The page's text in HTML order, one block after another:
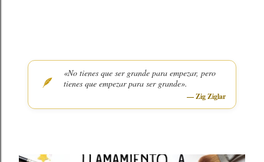
🪶
«No tienes que ser grande para empezar, pero
tienes que empezar para ser grande».
— Zig Ziglar